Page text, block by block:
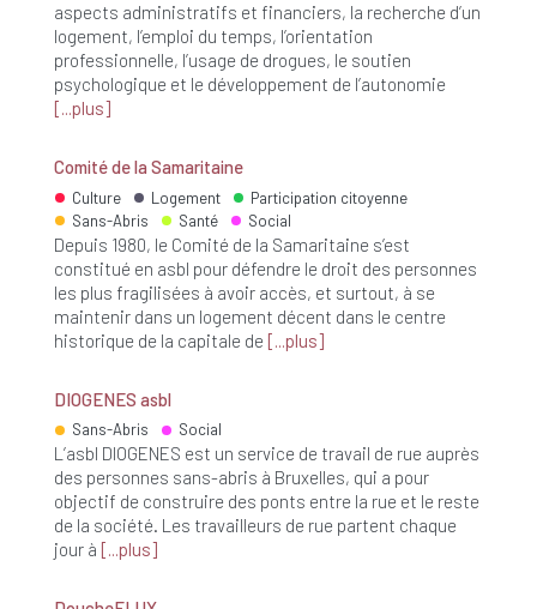
aspects administratifs et financiers, la recherche d’un
logement, l’emploi du temps, l’orientation
professionnelle, l’usage de drogues, le soutien
psychologique et le développement de l’autonomie
plus
Comité de la Samaritaine
Culture Logement
Participation citoyenne
Sans-Abris
Santé Social
Depuis 1980, le Comité de la Samaritaine s’est
constitué en asbl pour défendre le droit des personnes
les plus fragilisées à avoir accès, et surtout, à se
maintenir dans un logement décent dans le centre
historique de la capitale de
plus
DIOGENES asbl
Sans-Abris Social
L’asbl DIOGENES est un service de travail de rue auprès
des personnes sans-abris à Bruxelles, qui a pour
objectif de construire des ponts entre la rue et le reste
de la société. Les travailleurs de rue partent chaque
jour à
plus